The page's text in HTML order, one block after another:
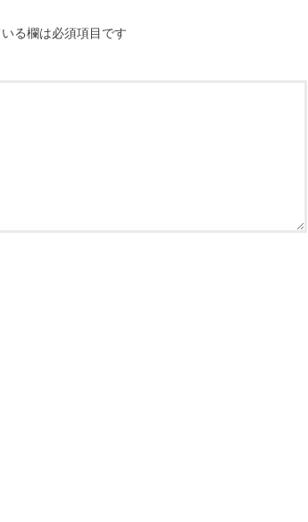
る欄は必須項目です